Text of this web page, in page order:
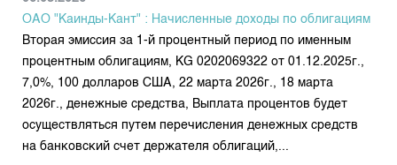
ОАО "Каинды-Кант" : Начисленные доходы по облигациям
Вторая эмиссия за 1-й процентный период по именным
процентным облигациям, KG 0202069322 от 01.12.2025г.,
7,0%, 100 долларов США, 22 марта 2026г., 18 марта
2026г., денежные средства, Выплата процентов будет
осуществляться путем перечисления денежных средств
на банковский счет держателя облигаций,...